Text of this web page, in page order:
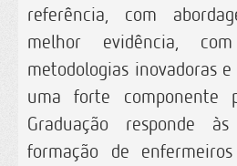
referência, com
melhor evidência,
metodologias inovadoras
uma forte componente
Graduação responde
formação de